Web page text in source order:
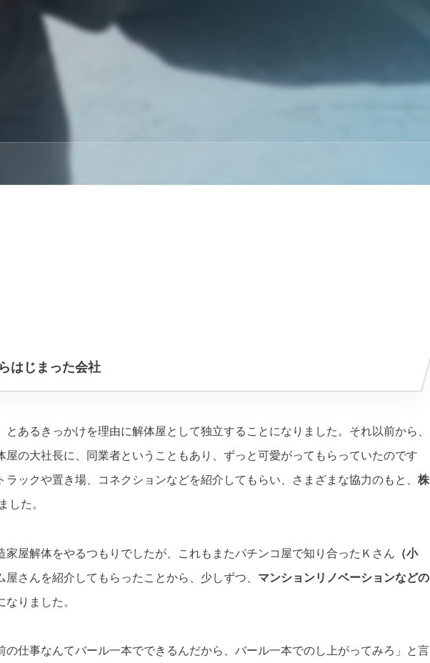
はじまった会社
あるきっかけを理由に解体屋として独立することになりました。それ以前から、
屋の大社長に、同業者ということもあり、ずっと可愛がってもらっていたのです
ックや置き場、コネクションなどを紹介してもらい、さまざまな協力のもと、 株
した。
家屋解体をやるつもりでしたが、これもまたパチンコ屋で知り合ったＫさん （小
さんを紹介してもらったことから、少しずつ、 マンションリノベーションなどの
りました。
の仕事なんてバール一本でできるんだから、バール一本でのし上がってみろ」と言